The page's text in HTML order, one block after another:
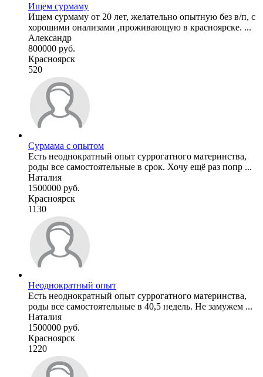
Ищем сурмаму
Ищем сурмаму от 20 лет, желательно опытную без в/п, с
хорошими онализами ,проживающую в красноярске. ...
Александр
800000 руб.
Красноярск
520
Сурмама с опытом
Есть неоднократный опыт суррогатного материнства,
роды все самостоятельные в срок. Хочу ещё раз попр ...
Наталия
1500000 руб.
Красноярск
1130
Неоднократный опыт
Есть неоднократный опыт суррогатного материнства,
роды все самостоятельные в 40,5 недель. Не замужем ...
Наталия
1500000 руб.
Красноярск
1220